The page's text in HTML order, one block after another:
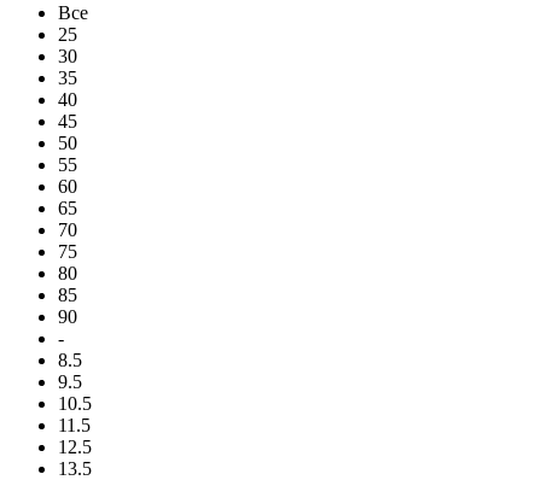
Все
25
30
35
40
45
50
55
60
65
70
75
80
85
90
-
8.5
9.5
10.5
11.5
12.5
13.5